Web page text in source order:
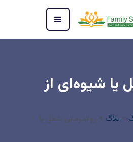
یا شیوه‌ای از
> بلاگ > رواندرمانی شغل یا